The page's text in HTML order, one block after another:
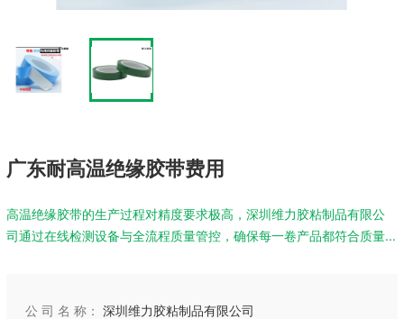
广东耐高温绝缘胶带费用
高温绝缘胶带的生产过程对精度要求极高，深圳维力胶粘制品有限公
司通过在线检测设备与全流程质量管控，确保每一卷产品都符合质量...
公 司 名 称：深圳维力胶粘制品有限公司